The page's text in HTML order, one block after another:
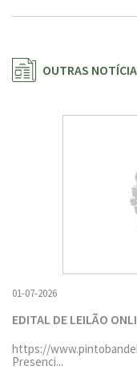
OUTRAS
01-07-2026
EDITAL DE LEILÃO
https://
Presenci...